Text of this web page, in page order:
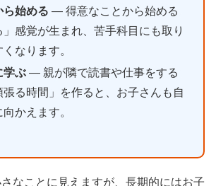
ら始める — 得意なことから始める
」感覚が生まれ、苦手科目にも取り
なります。
学ぶ — 親が隣で読書や仕事をする
張る時間」を作ると、お子さんも自
かえます。
なことに見えますが、長期的にはお子